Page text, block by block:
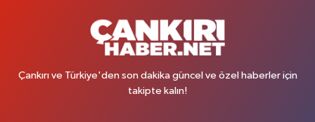
Çankırı ve Türkiye'den son dakika güncel ve özel haberler için
takipte kalın!